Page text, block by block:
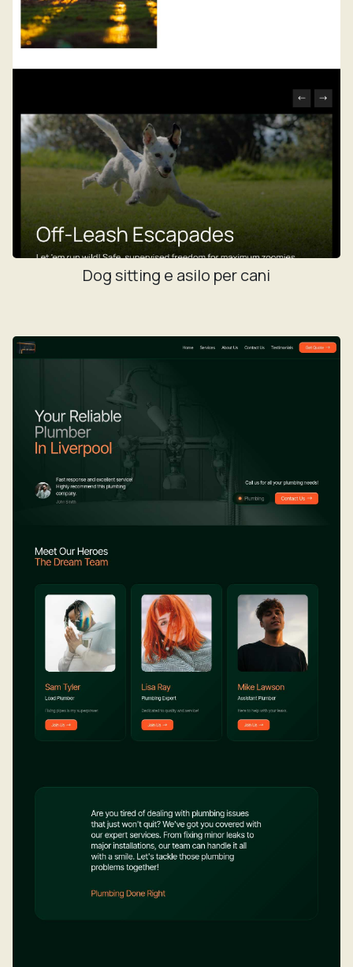
Dog sitting e asilo per cani